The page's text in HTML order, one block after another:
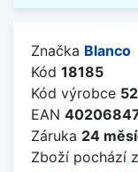
Značka Blanco
Kód 18185
Kód výrobce
EAN
Záruka 24
Zboží pochází